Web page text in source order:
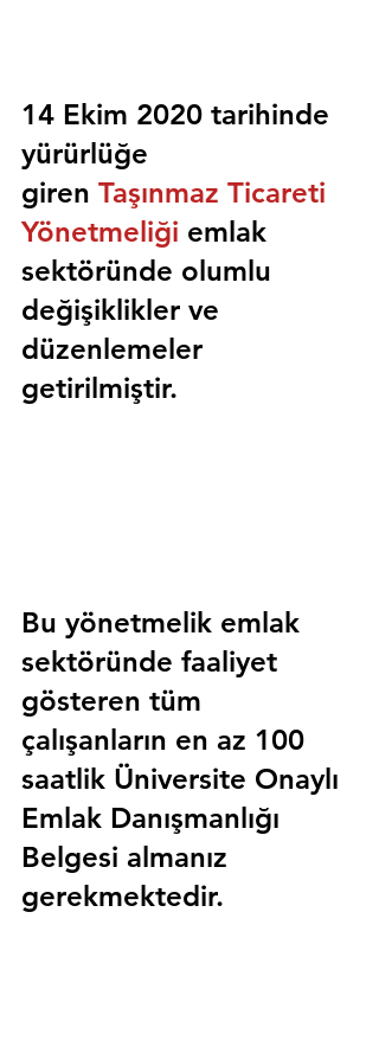
14 Ekim 2020 tarihinde
yürürlüğe
giren Taşınmaz Ticareti
Yönetmeliği emlak
sektöründe olumlu
değişiklikler ve
düzenlemeler
getirilmiştir.
Bu yönetmelik emlak
sektöründe faaliyet
gösteren tüm
çalışanların en az 100
saatlik Üniversite Onaylı
Emlak Danışmanlığı
Belgesi almanız
gerekmektedir.